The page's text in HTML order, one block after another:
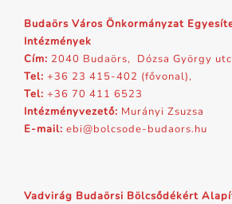
Budaörs Város Önkormányzat
Intézmények
Cím: 2040 Budaörs, Dózsa György
Tel: +36 23 415-402 (fővonal),
Tel: +36 70 411 6523
Intézményvezető: Murányi Zsuzsa
E-mail: ebi@bolcsode-budaors.hu
Vadvirág Budaörsi Bölcsődékért